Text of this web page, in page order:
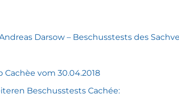
Darsow – Beschusstests des
vom 30.04.2018
Beschusstests Cachée: